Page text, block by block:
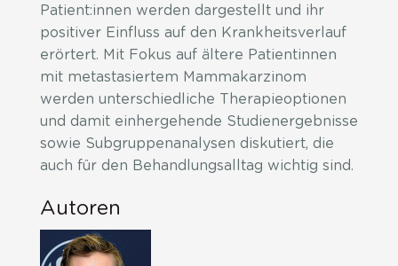
Patient:innen werden dargestellt und ihr
positiver Einfluss auf den Krankheitsverlauf
erörtert. Mit Fokus auf ältere Patientinnen
mit metastasiertem Mammakarzinom
werden unterschiedliche Therapieoptionen
und damit einhergehende Studienergebnisse
sowie Subgruppenanalysen diskutiert, die
auch für den Behandlungsalltag wichtig sind.
Autoren